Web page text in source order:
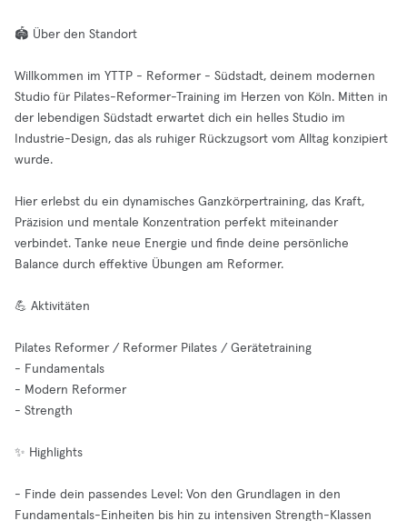
🏟️ Über den Standort
Willkommen im YTTP - Reformer - Südstadt, deinem modernen
Studio für Pilates-Reformer-Training im Herzen von Köln. Mitten in
der lebendigen Südstadt erwartet dich ein helles Studio im
Industrie-Design, das als ruhiger Rückzugsort vom Alltag konzipiert
wurde.
Hier erlebst du ein dynamisches Ganzkörpertraining, das Kraft,
Präzision und mentale Konzentration perfekt miteinander
verbindet. Tanke neue Energie und finde deine persönliche
Balance durch effektive Übungen am Reformer.
💪 Aktivitäten
Pilates Reformer / Reformer Pilates / Gerätetraining
- Fundamentals
- Modern Reformer
- Strength
✨ Highlights
- Finde dein passendes Level: Von den Grundlagen in den
Fundamentals-Einheiten bis hin zu intensiven Strength-Klassen